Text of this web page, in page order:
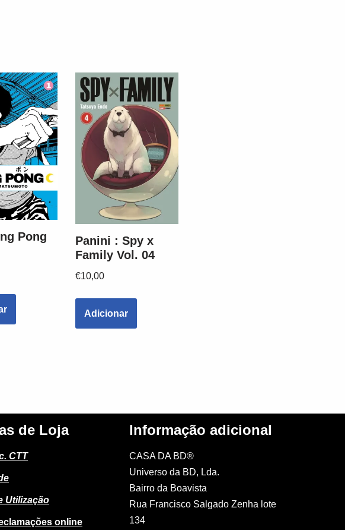
Pong
Panini : Spy x
Family Vol. 04
€10,00
Adicionar
de Loja
CTT
Utilização
online
Informação adicional
CASA DA BD®
Universo da BD, Lda.
Bairro da Boavista
Rua Francisco Salgado Zenha lote
134